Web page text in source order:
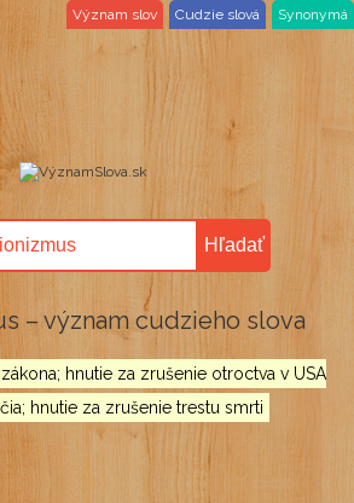
Význam slov Cudzie slová Synonymá
Hľadať
– význam cudzieho slova
hnutie za zrušenie otroctva v USA
hnutie za zrušenie trestu smrti